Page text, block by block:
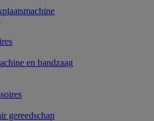
en bandzaag
gereedschap